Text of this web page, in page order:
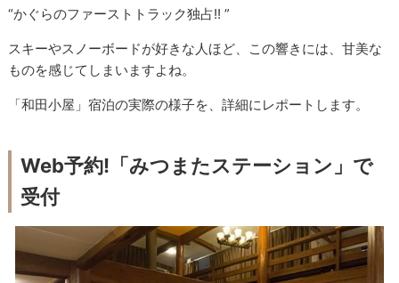
“かぐらのファーストトラック独占!! ”
スキーやスノーボードが好きな人ほど、この響きには、甘美な
ものを感じてしまいますよね。
「和田小屋」宿泊の実際の様子を、詳細にレポートします。
Web予約!「みつまたステーション」で
受付